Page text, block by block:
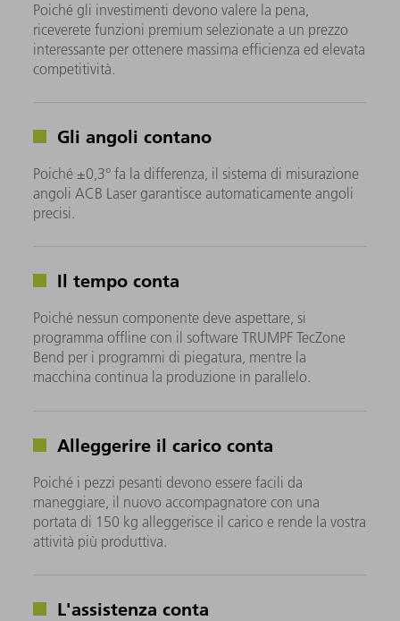
Poiché gli investimenti devono valere la pena,
riceverete funzioni premium selezionate a un prezzo
interessante per ottenere massima efficienza ed elevata
competitività.
Gli angoli contano
Poiché ±0,3° fa la differenza, il sistema di misurazione
angoli ACB Laser garantisce automaticamente angoli
precisi.
Il tempo conta
Poiché nessun componente deve aspettare, si
programma offline con il software TRUMPF TecZone
Bend per i programmi di piegatura, mentre la
macchina continua la produzione in parallelo.
Alleggerire il carico conta
Poiché i pezzi pesanti devono essere facili da
maneggiare, il nuovo accompagnatore con una
portata di 150 kg alleggerisce il carico e rende la vostra
attività più produttiva.
L'assistenza conta